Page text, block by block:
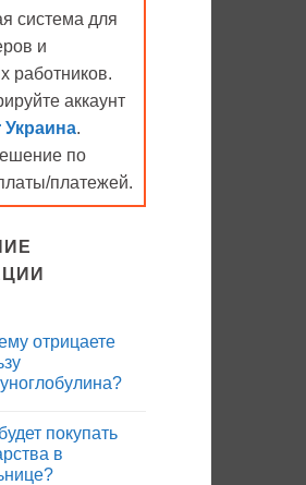
система для
и
работников.
аккаунт
Украина.
по
платежей.
отрицаете
покупать
в